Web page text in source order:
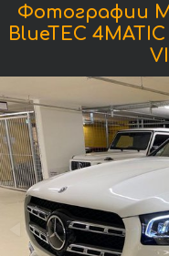
Фотографии
BlueTEC